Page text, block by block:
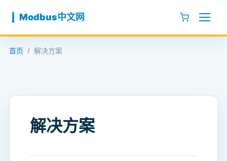
Modbus中文网
首页 / 解决方案
解决方案